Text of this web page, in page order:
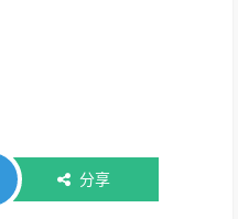
分享